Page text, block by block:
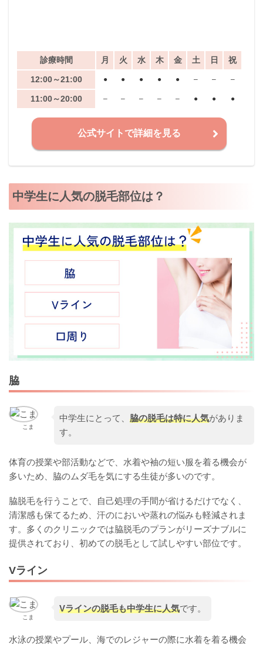
診療時間 月 火 水 木 金 土 日 祝
12:00～21:00 ● ● ● ● ● – – –
11:00～20:00 – – – – – ● ● ●
公式サイトで詳細を見る
中学生に人気の脱毛部位は？
脇
こま
中学生にとって、 脇の脱毛は特に人気がありま
す。
体育の授業や部活動などで、水着や袖の短い服を着る機会が
多いため、脇のムダ毛を気にする生徒が多いのです。
脇脱毛を行うことで、自己処理の手間が省けるだけでなく、
清潔感も保てるため、汗のにおいや蒸れの悩みも軽減されま
す。多くのクリニックでは脇脱毛のプランがリーズナブルに
提供されており、初めての脱毛として試しやすい部位です。
Vライン
こま
Vラインの脱毛も中学生に人気です。
水泳の授業やプール、海でのレジャーの際に水着を着る機会